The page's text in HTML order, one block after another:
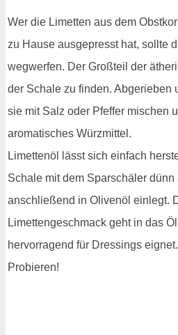
Wer die Limetten aus dem
zu Hause ausgepresst hat, sollte
wegwerfen. Der Großteil der
der Schale zu finden. Abgerieben
sie mit Salz oder Pfeffer mischen
aromatisches Würzmittel.
Limettenöl lässt sich einfach
Schale mit dem Sparschäler dünn
anschließend in Olivenöl einlegt.
Limettengeschmack geht in das
hervorragend für Dressings
Probieren!